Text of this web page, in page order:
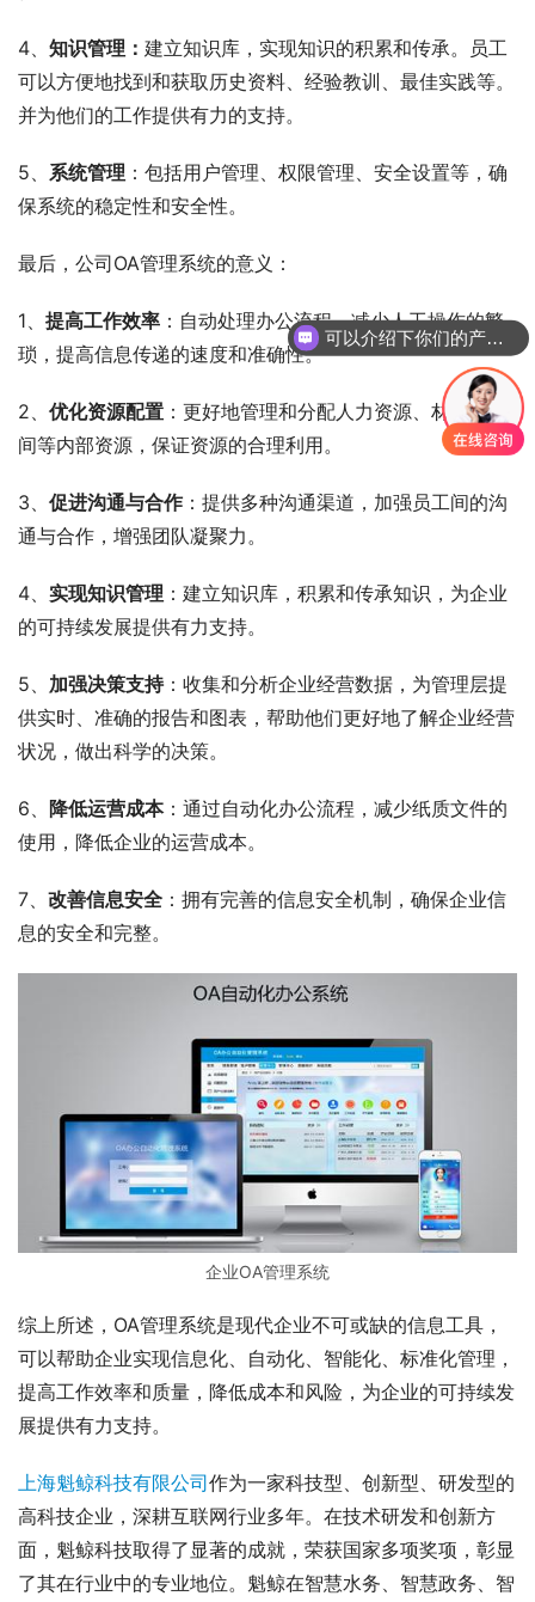
4、 知识管理： 建立知识库，实现知识的积累和传承。员工
可以方便地找到和获取历史资料、经验教训、最佳实践等。
并为他们的工作提供有力的支持。
5、 系统管理 ：包括用户管理、权限管理、安全设置等，确
保系统的稳定性和安全性。
最后，公司OA管理系统的意义：
1、 提高工作效率 ：自动处理办公流程，减少人工操作的繁
琐，提高信息传递的速度和准确性。
2、 优化资源配置 ：更好地管理和分配人力资源、材料、时
间等内部资源，保证资源的合理利用。
3、 促进沟通与合作：提供多种沟通渠道，加强员工间的沟
通与合作，增强团队凝聚力。
4、 实现知识管理 ：建立知识库，积累和传承知识，为企业
的可持续发展提供有力支持。
5、 加强决策支持：收集和分析企业经营数据，为管理层提
供实时、准确的报告和图表，帮助他们更好地了解企业经营
状况，做出科学的决策。
6、 降低运营成本：通过自动化办公流程，减少纸质文件的
使用，降低企业的运营成本。
7、 改善信息安全 ：拥有完善的信息安全机制，确保企业信
息的安全和完整。
企业OA管理系统
综上所述，OA管理系统是现代企业不可或缺的信息工具，
可以帮助企业实现信息化、自动化、智能化、标准化管理，
提高工作效率和质量，降低成本和风险，为企业的可持续发
展提供有力支持。
上海魁鲸科技有限公司作为一家科技型、创新型、研发型的
高科技企业，深耕互联网行业多年。在技术研发和创新方
面，魁鲸科技取得了显著的成就，荣获国家多项奖项，彰显
了其在行业中的专业地位。魁鲸在智慧水务、智慧政务、智
可以介绍下你们的产品么